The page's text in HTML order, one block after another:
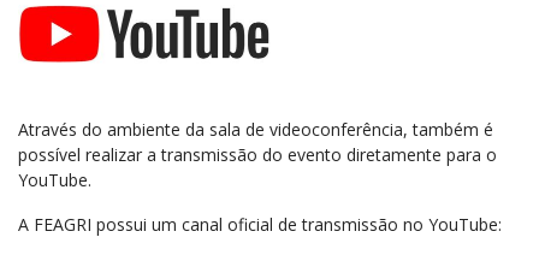
Através do ambiente da sala de videoconferência, também é
possível realizar a transmissão do evento diretamente para o
YouTube.
A FEAGRI possui um canal oficial de transmissão no YouTube: